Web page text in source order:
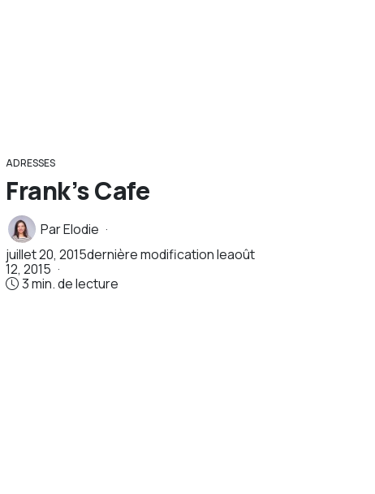
ADRESSES
Frank’s Cafe
ParElodie
juillet 20, 2015dernière modification leaoût
12, 2015
3 min. de lecture